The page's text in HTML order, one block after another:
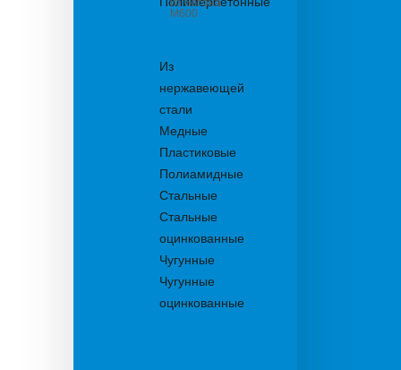
из бетона
М600
Из
нержавеющей
стали
Медные
Пластиковые
Полиамидные
Стальные
Стальные
оцинкованные
Чугунные
Чугунные
оцинкованные